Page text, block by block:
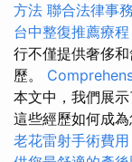
方法 聯合法律事
台中整復推薦療程
行不僅提供奢侈
歷。
本文中，我們展
這些經歷如何成
老花雷射手術費